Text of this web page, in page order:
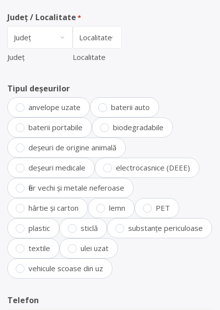
Județ / Localitate *
Județ Localitate
Tipul deșeurilor
anvelope uzate baterii auto
baterii portabile biodegradabile
deșeuri de origine animală
deșeuri medicale electrocasnice (DEEE)
fier vechi și metale neferoase
hârtie și carton lemn PET
plastic sticlă substanțe periculoase
textile ulei uzat
vehicule scoase din uz
Telefon